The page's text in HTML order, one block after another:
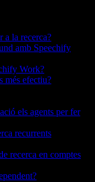
a la recerca?
amb Speechify
Work?
més efectiu?
els agents per fer
recurrents
recerca en comptes